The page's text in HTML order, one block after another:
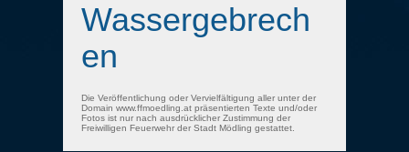
Wassergebrech
en
Die Veröffentlichung oder Vervielfältigung aller unter der
Domain www.ffmoedling.at präsentierten Texte und/oder
Fotos ist nur nach ausdrücklicher Zustimmung der
Freiwilligen Feuerwehr der Stadt Mödling gestattet.